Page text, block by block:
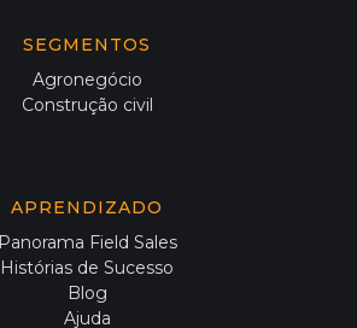
SEGMENTOS
Agronegócio
Construção civil
APRENDIZADO
Panorama Field Sales
Histórias de Sucesso
Blog
Ajuda